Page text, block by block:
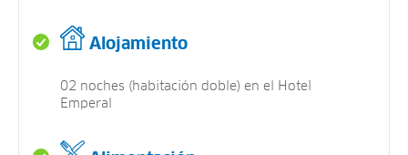
Alojamiento
02 noches (habitación doble) en el Hotel
Emperal